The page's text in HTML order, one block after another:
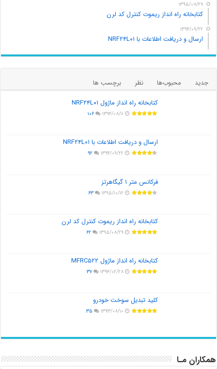
۱۳۹۵/۰۸/۲۹
کتابخانه راه انداز ریموت کنترل کد لرن
۱۳۹۴/۰۹/۲۲
ارسال و دریافت اطلاعات با NRF۲۴L۰۱
جدید محبوب‌ها نظر
برچسب ها
کتابخانه راه انداز ماژول NRF۲۴L۰۱
۱۳۹۴/۰۸/۱۱ ۱۰۶
ارسال و دریافت اطلاعات با NRF۲۴L۰۱
۱۳۹۴/۰۹/۲۲ ۹۲
فرکانس متر ۱ گیگاهرتز
۱۳۹۵/۱۰/۱۲ ۶۳
کتابخانه راه انداز ریموت کنترل کد لرن
۱۳۹۵/۰۸/۲۹ ۶۲
کتابخانه راه انداز ماژول MFRC۵۲۲
۱۳۹۴/۰۲/۲۸ ۳۷
کلید تبدیل سوخت خودرو
۱۳۹۳/۰۸/۱۰ ۳۵
همکاران مـا